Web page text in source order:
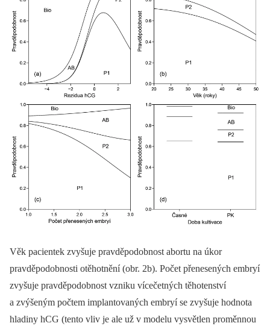
Věk pacientek zvyšuje pravděpodobnost abortu na úkor
pravděpodobnosti otěhotnění (obr. 2b). Počet přenesených embryí
zvyšuje pravděpodobnost vzniku vícečetných těhotenství
a zvýšeným počtem implantovaných embryí se zvyšuje hodnota
hladiny hCG (tento vliv je ale už v modelu vysvětlen proměnnou